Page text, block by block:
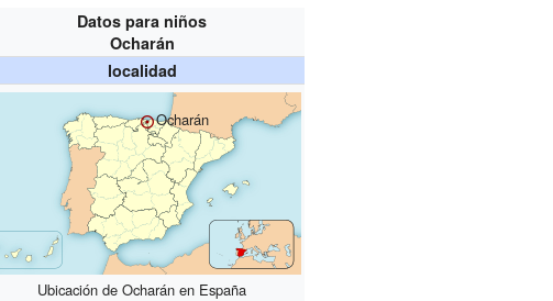
Datos para niños
Ocharán
localidad
Ocharán
Ubicación de Ocharán en España